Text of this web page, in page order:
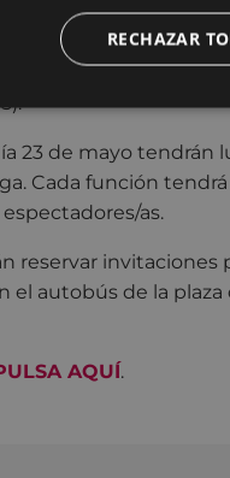
los días 5 y 10 de
precio de 5 euros. El
hasta
23 de mayo
Cada función
as.
reservar invitaciones
el autobús de la
AQUÍ.
RECHAZAR